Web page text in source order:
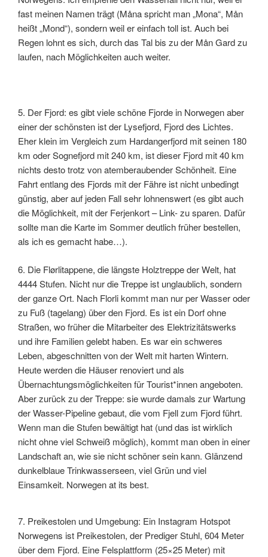
fast meinen Namen trägt (Måna spricht man „Mona“, Mån
heißt „Mond“), sondern weil er einfach toll ist. Auch bei
Regen lohnt es sich, durch das Tal bis zu der Mån Gard zu
laufen, nach Möglichkeiten auch weiter.
5. Der Fjord: es gibt viele schöne Fjorde in Norwegen aber
einer der schönsten ist der Lysefjord, Fjord des Lichtes.
Eher klein im Vergleich zum Hardangerfjord mit seinen 180
km oder Sognefjord mit 240 km, ist dieser Fjord mit 40 km
nichts desto trotz von atemberaubender Schönheit. Eine
Fahrt entlang des Fjords mit der Fähre ist nicht unbedingt
günstig, aber auf jeden Fall sehr lohnenswert (es gibt auch
die Möglichkeit, mit der Ferjenkort – Link- zu sparen. Dafür
sollte man die Karte im Sommer deutlich früher bestellen,
als ich es gemacht habe…).
6. Die Flørlitappene, die längste Holztreppe der Welt, hat
4444 Stufen. Nicht nur die Treppe ist unglaublich, sondern
der ganze Ort. Nach Florli kommt man nur per Wasser oder
zu Fuß (tagelang) über den Fjord. Es ist ein Dorf ohne
Straßen, wo früher die Mitarbeiter des Elektrizitätswerks
und ihre Familien gelebt haben. Es war ein schweres
Leben, abgeschnitten von der Welt mit harten Wintern.
Heute werden die Häuser renoviert und als
Übernachtungsmöglichkeiten für Tourist*innen angeboten.
Aber zurück zu der Treppe: sie wurde damals zur Wartung
der Wasser-Pipeline gebaut, die vom Fjell zum Fjord führt.
Wenn man die Stufen bewältigt hat (und das ist wirklich
nicht ohne viel Schweiß möglich), kommt man oben in einer
Landschaft an, wie sie nicht schöner sein kann. Glänzend
dunkelblaue Trinkwasserseen, viel Grün und viel
Einsamkeit. Norwegen at its best.
7. Preikestolen und Umgebung: Ein Instagram Hotspot
Norwegens ist Preikestolen, der Prediger Stuhl, 604 Meter
über dem Fjord. Eine Felsplattform (25×25 Meter) mit